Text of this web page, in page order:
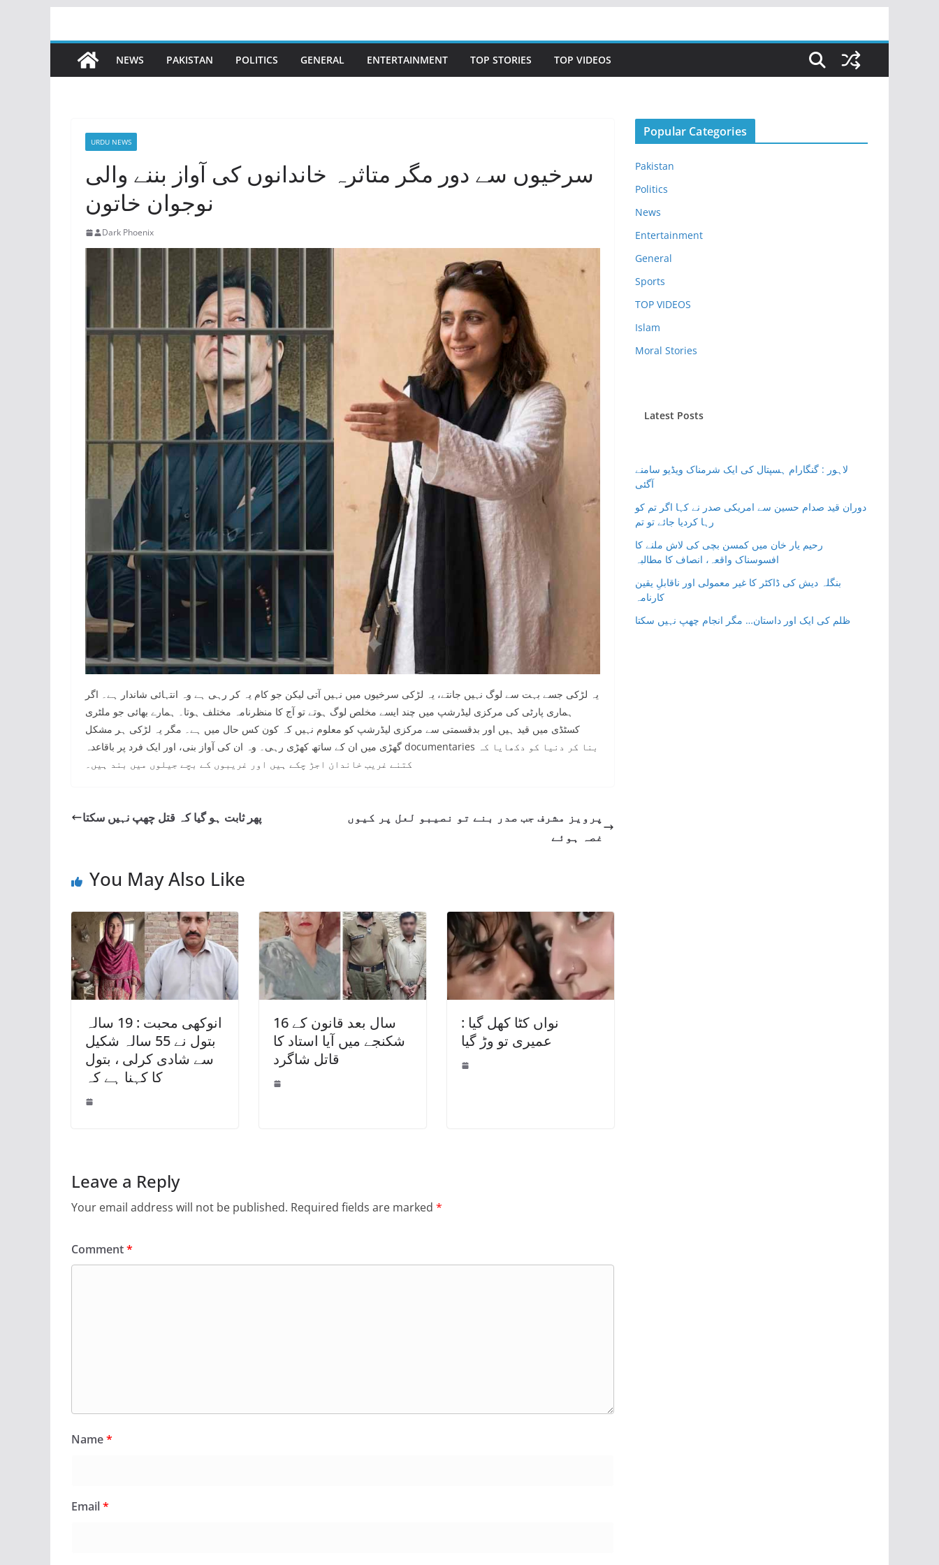
content
NEWS PAKISTAN POLITICS GENERAL ENTERTAINMENT TOP STORIES TOP VIDEOS
URDU NEWS
سرخیوں سے دور مگر متاثرہ خاندانوں کی آواز بننے والی
نوجوان خاتون
Dark Phoenix
یہ لڑکی جسے بہت سے لوگ نہیں جانتے، یہ لڑکی سرخیوں میں نہیں آتی لیکن جو کام یہ کر رہی ہے وہ انتہائی شاندار ہے۔ اگر
ہماری پارٹی کی مرکزی لیڈرشپ میں چند ایسے مخلص لوگ ہوتے تو آج کا منظرنامہ مختلف ہوتا۔ ہمارے بھائی جو ملٹری
کسٹڈی میں قید ہیں اور بدقسمتی سے مرکزی لیڈرشپ کو معلوم نہیں کہ کون کس حال میں ہے۔ مگر یہ لڑکی ہر مشکل
گھڑی میں ان کے ساتھ کھڑی رہی۔ وہ ان کی آواز بنی، اور ایک فرد پر باقاعدہ documentaries بنا کر دنیا کو دکھایا کہ
کتنے غریب خاندان اجڑ چکے ہیں اور غریبوں کے بچے جیلوں میں بند ہیں۔
پھر ثابت ہو گیا کہ قتل چھپ نہیں سکتا
پرویز مشرف جب صدر بنے تو نصیبو لعل پر کیوں
غصہ ہوئے
You May Also Like
انوکھی محبت : 19 سالہ
بتول نے 55 سالہ شکیل
سے شادی کرلی ، بتول
کا کہنا ہے کہ
16 سال بعد قانون کے
شکنجے میں آیا استاد کا
قاتل شاگرد
نواں کٹا کھل گیا :
عمیری تو وڑ گیا
Leave a Reply
Your email address will not be published. Required fields are marked *
Comment*
Name*
Email*
Popular Categories
Pakistan
Politics
News
Entertainment
General
Sports
TOP VIDEOS
Islam
Moral Stories
Latest Posts
لاہور : گنگارام ہسپتال کی ایک شرمناک ویڈیو سامنے
آگئی
دوران قید صدام حسین سے امریکی صدر نے کہا اگر تم کو
رہا کردیا جائے تو تم
رحیم یار خان میں کمسن بچی کی لاش ملنے کا
افسوسناک واقعہ، انصاف کا مطالبہ
بنگلہ دیش کی ڈاکٹر کا غیر معمولی اور ناقابلِ یقین
کارنامہ
ظلم کی ایک اور داستان… مگر انجام چھپ نہیں سکتا